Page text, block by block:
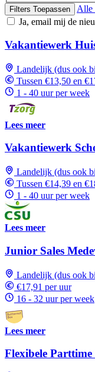
Filters Toepassen
Alle
Ja, email mij de
Vakantiewerk
Landelijk (dus ook
Tussen €13,50 en
1 - 40 uur per week
Lees meer
Vakantiewerk
Landelijk (dus ook
Tussen €14,39 en
1 - 40 uur per week
Lees meer
Junior Sales
Landelijk (dus ook
€17,91 per uur
16 - 32 uur per week
Lees meer
Flexibele Parttime